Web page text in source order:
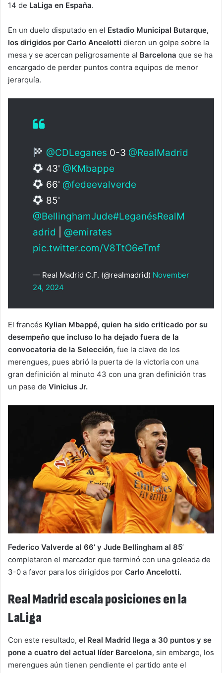
14 de LaLiga en España.
En un duelo disputado en el Estadio Municipal Butarque,
los dirigidos por Carlo Ancelotti dieron un golpe sobre la
mesa y se acercan peligrosamente al Barcelona que se ha
encargado de perder puntos contra equipos de menor
jerarquía.
@CDLeganes 0-3 @RealMadrid
43' @KMbappe
66' @fedeevalverde
85'
@BellinghamJude#LeganésRealM
adrid
@emirates
pic.twitter.com/V8TtO6eTmf
— Real Madrid C.F. (@realmadrid) November
24, 2024
El francés Kylian Mbappé, quien ha sido criticado por su
desempeño que incluso lo ha dejado fuera de la
convocatoria de la Selección, fue la clave de los
merengues, pues abrió la puerta de la victoria con una
gran definición al minuto 43 con una gran definición tras
un pase de Vinicius Jr.
Federico Valverde al 66’ y Jude Bellingham al 85’
completaron el marcador que terminó con una goleada de
3-0 a favor para los dirigidos por Carlo Ancelotti.
Real Madrid escala posiciones en la
LaLiga
Con este resultado, el Real Madrid llega a 30 puntos y se
pone a cuatro del actual líder Barcelona, sin embargo, los
merengues aún tienen pendiente el partido ante el